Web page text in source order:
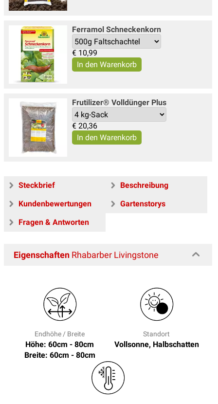
Ferramol Schneckenkorn
€ 10,99
Frutilizer® Volldünger Plus
€ 20,36
Steckbrief
Beschreibung
Kundenbewertungen
Gartenstorys
Fragen & Antworten
Eigenschaften Rhabarber Livingstone
Endhöhe / Breite
Höhe: 60cm - 80cm
Breite: 60cm - 80cm
Standort
Vollsonne, Halbschatten